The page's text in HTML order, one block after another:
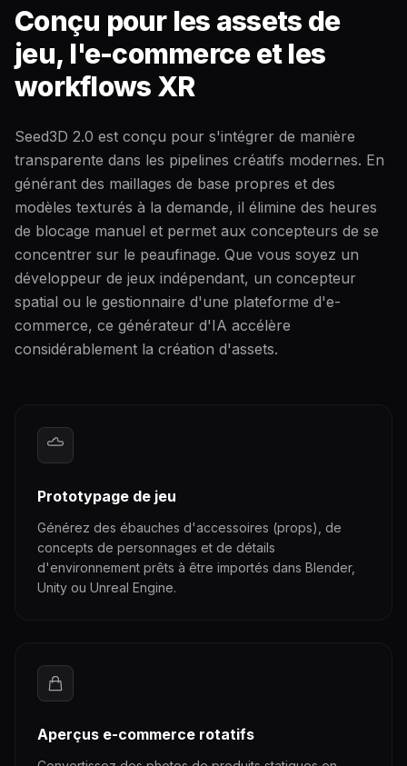
Conçu pour les assets de
jeu, l'e-commerce et les
workflows XR
Seed3D 2.0 est conçu pour s'intégrer de manière
transparente dans les pipelines créatifs modernes. En
générant des maillages de base propres et des
modèles texturés à la demande, il élimine des heures
de blocage manuel et permet aux concepteurs de se
concentrer sur le peaufinage. Que vous soyez un
développeur de jeux indépendant, un concepteur
spatial ou le gestionnaire d'une plateforme d'e-
commerce, ce générateur d'IA accélère
considérablement la création d'assets.
Prototypage de jeu
Générez des ébauches d'accessoires (props), de
concepts de personnages et de détails
d'environnement prêts à être importés dans Blender,
Unity ou Unreal Engine.
Aperçus e-commerce rotatifs